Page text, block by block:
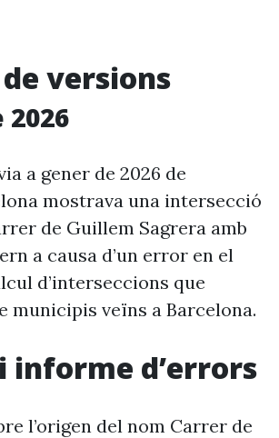
versions
2026
a gener de 2026 de
mostrava una intersecció
de Guillem Sagrera amb
a causa d’un error en el
d’interseccions que
municipis veïns a Barcelona.
informe d’errors
l’origen del nom Carrer de